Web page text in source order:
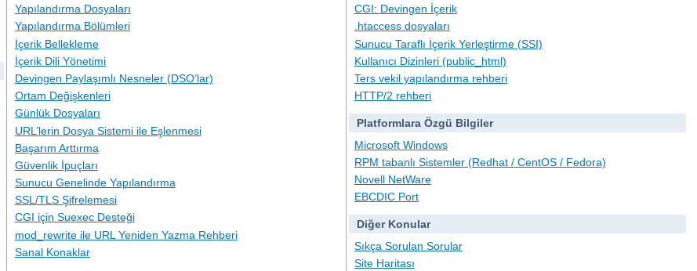
Yapılandırma Dosyaları
Yapılandırma Bölümleri
İçerik Bellekleme
İçerik Dili Yönetimi
Devingen Paylaşımlı Nesneler (DSO’lar)
Ortam Değişkenleri
Günlük Dosyaları
URL’lerin Dosya Sistemi ile Eşlenmesi
Başarım Arttırma
Güvenlik İpuçları
Sunucu Genelinde Yapılandırma
SSL/TLS Şifrelemesi
CGI için Suexec Desteği
mod_rewrite ile URL Yeniden Yazma Rehberi
Sanal Konaklar
CGI: Devingen İçerik
.htaccess dosyaları
Sunucu Taraflı İçerik Yerleştirme (SSI)
Kullanıcı Dizinleri (public_html)
Ters vekil yapılandırma rehberi
HTTP/2 rehberi
Platformlara Özgü Bilgiler
Microsoft Windows
RPM tabanlı Sistemler (Redhat / CentOS / Fedora)
Novell NetWare
EBCDIC Port
Diğer Konular
Sıkça Sorulan Sorular
Site Haritası